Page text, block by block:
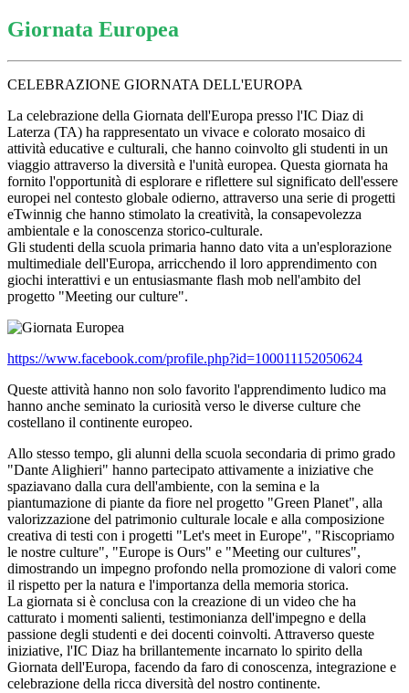
Giornata Europea
CELEBRAZIONE GIORNATA DELL'EUROPA
La celebrazione della Giornata dell'Europa presso l'IC Diaz di
Laterza (TA) ha rappresentato un vivace e colorato mosaico di
attività educative e culturali, che hanno coinvolto gli studenti in un
viaggio attraverso la diversità e l'unità europea. Questa giornata ha
fornito l'opportunità di esplorare e riflettere sul significato dell'essere
europei nel contesto globale odierno, attraverso una serie di progetti
eTwinnig che hanno stimolato la creatività, la consapevolezza
ambientale e la conoscenza storico-culturale.
Gli studenti della scuola primaria hanno dato vita a un'esplorazione
multimediale dell'Europa, arricchendo il loro apprendimento con
giochi interattivi e un entusiasmante flash mob nell'ambito del
progetto "Meeting our culture".
https://www.facebook.com/profile.php?id=100011152050624
Queste attività hanno non solo favorito l'apprendimento ludico ma
hanno anche seminato la curiosità verso le diverse culture che
costellano il continente europeo.
Allo stesso tempo, gli alunni della scuola secondaria di primo grado
"Dante Alighieri" hanno partecipato attivamente a iniziative che
spaziavano dalla cura dell'ambiente, con la semina e la
piantumazione di piante da fiore nel progetto "Green Planet", alla
valorizzazione del patrimonio culturale locale e alla composizione
creativa di testi con i progetti "Let's meet in Europe", "Riscopriamo
le nostre culture", "Europe is Ours" e "Meeting our cultures",
dimostrando un impegno profondo nella promozione di valori come
il rispetto per la natura e l'importanza della memoria storica.
La giornata si è conclusa con la creazione di un video che ha
catturato i momenti salienti, testimonianza dell'impegno e della
passione degli studenti e dei docenti coinvolti. Attraverso queste
iniziative, l'IC Diaz ha brillantemente incarnato lo spirito della
Giornata dell'Europa, facendo da faro di conoscenza, integrazione e
celebrazione della ricca diversità del nostro continente.